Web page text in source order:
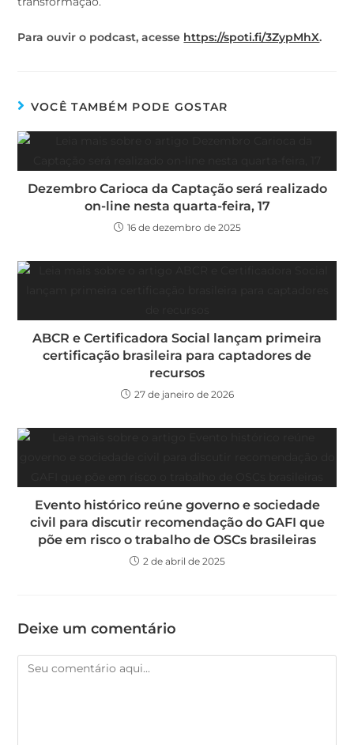
Para ouvir o podcast, acesse https://spoti.fi/3ZypMhX.
VOCÊ TAMBÉM PODE GOSTAR
Dezembro Carioca da Captação será realizado
on-line nesta quarta-feira, 17
16 de dezembro de 2025
ABCR e Certificadora Social lançam primeira
certificação brasileira para captadores de
recursos
27 de janeiro de 2026
Evento histórico reúne governo e sociedade
civil para discutir recomendação do GAFI que
põe em risco o trabalho de OSCs brasileiras
2 de abril de 2025
Deixe um comentário